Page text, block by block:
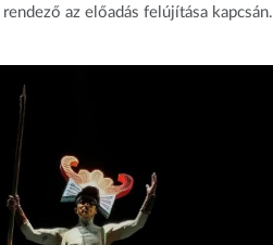
rendező az előadás felújítása kapcsán.